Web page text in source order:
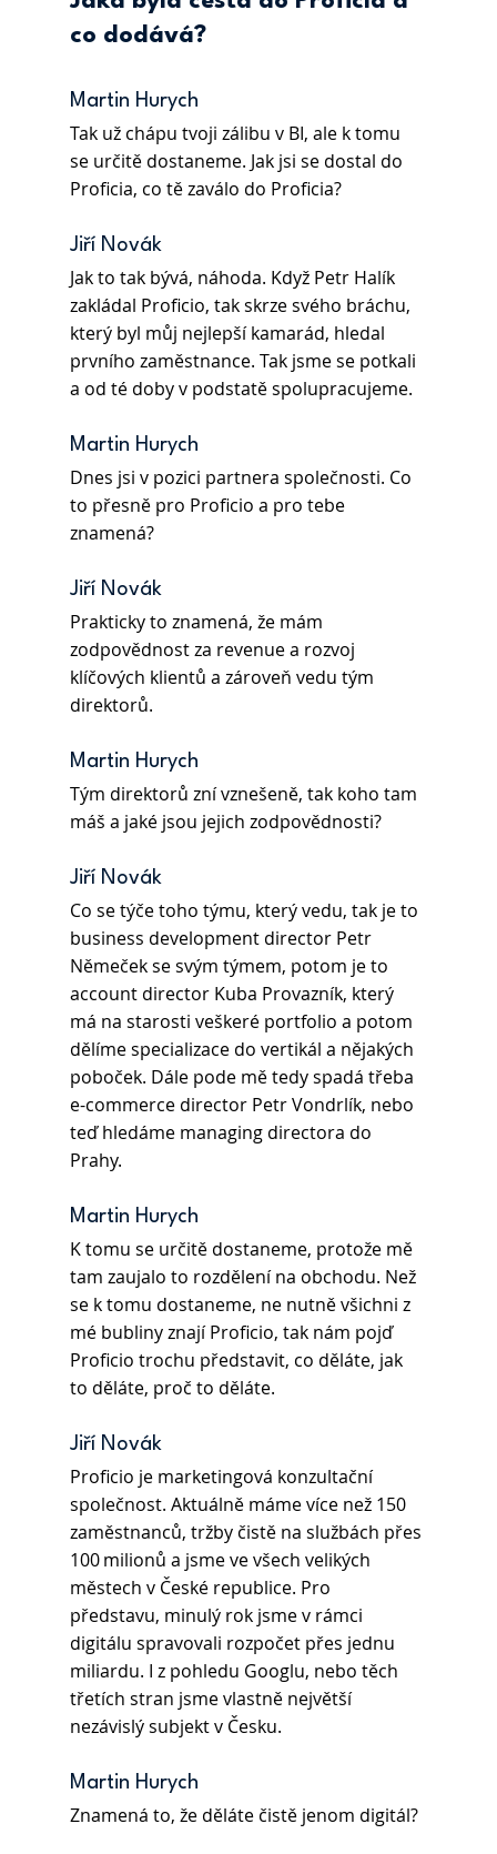
co dodává?
Martin Hurych
Tak už chápu tvoji zálibu v BI, ale k tomu
se určitě dostaneme. Jak jsi se dostal do
Proficia, co tě zaválo do Proficia?
Jiří Novák
Jak to tak bývá, náhoda. Když Petr Halík
zakládal Proficio, tak skrze svého bráchu,
který byl můj nejlepší kamarád, hledal
prvního zaměstnance. Tak jsme se potkali
a od té doby v podstatě spolupracujeme.
Martin Hurych
Dnes jsi v pozici partnera společnosti. Co
to přesně pro Proficio a pro tebe
znamená?
Jiří Novák
Prakticky to znamená, že mám
zodpovědnost za revenue a rozvoj
klíčových klientů a zároveň vedu tým
direktorů.
Martin Hurych
Tým direktorů zní vznešeně, tak koho tam
máš a jaké jsou jejich zodpovědnosti?
Jiří Novák
Co se týče toho týmu, který vedu, tak je to
business development director Petr
Němeček se svým týmem, potom je to
account director Kuba Provazník, který
má na starosti veškeré portfolio a potom
dělíme specializace do vertikál a nějakých
poboček. Dále pode mě tedy spadá třeba
e-commerce director Petr Vondrlík, nebo
teď hledáme managing directora do
Prahy.
Martin Hurych
K tomu se určitě dostaneme, protože mě
tam zaujalo to rozdělení na obchodu. Než
se k tomu dostaneme, ne nutně všichni z
mé bubliny znají Proficio, tak nám pojď
Proficio trochu představit, co děláte, jak
to děláte, proč to děláte.
Jiří Novák
Proficio je marketingová konzultační
společnost. Aktuálně máme více než 150
zaměstnanců, tržby čistě na službách přes
100 milionů a jsme ve všech velikých
městech v České republice. Pro
představu, minulý rok jsme v rámci
digitálu spravovali rozpočet přes jednu
miliardu. I z pohledu Googlu, nebo těch
třetích stran jsme vlastně největší
nezávislý subjekt v Česku.
Martin Hurych
Znamená to, že děláte čistě jenom digitál?